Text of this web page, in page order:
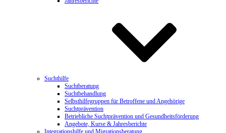
Suchthilfe
Suchtberatung
Suchtbehandlung
Selbsthilfegruppen für Betroffene und Angehörige
Suchtprävention
Betriebliche Suchtprävention und Gesundheitsförderung
Angebote, Kurse & Jahresberichte